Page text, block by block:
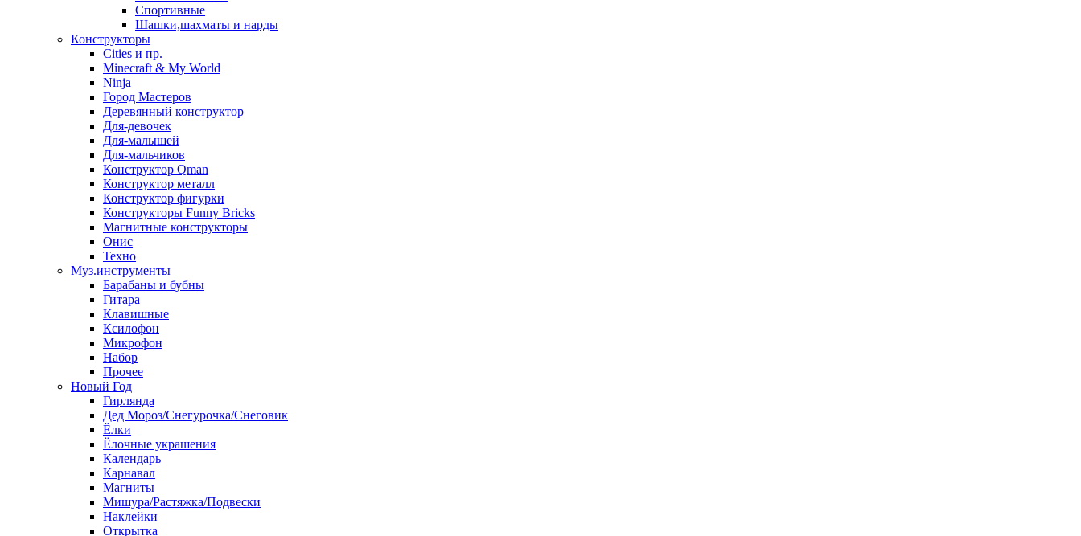
Спортивные
Шашки,шахматы и нарды
Конструкторы
Cities и пр.
Minecraft & My World
Ninja
Город Мастеров
Деревянный конструктор
Для-девочек
Для-малышей
Для-мальчиков
Конструктор Qman
Конструктор металл
Конструктор фигурки
Конструкторы Funny Bricks
Магнитные конструкторы
Онис
Техно
Муз.инструменты
Барабаны и бубны
Гитара
Клавишные
Ксилофон
Микрофон
Набор
Прочее
Новый Год
Гирлянда
Дед Мороз/Снегурочка/Снеговик
Ёлки
Ёлочные украшения
Календарь
Карнавал
Магниты
Мишура/Растяжка/Подвески
Наклейки
Открытка